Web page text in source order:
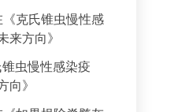
克氏锥虫慢性感
来方向》
虫慢性感染疫
向》